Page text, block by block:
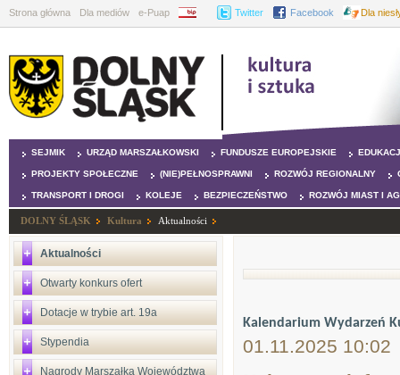
Strona główna Dla mediów e-Puap BIP Twitter Facebook Dla
SEJMIK URZĄD MARSZAŁKOWSKI FUNDUSZE EUROPEJSKIE
PROJEKTY SPOŁECZNE (NIE)PEŁNOSPRAWNI ROZWÓJ REGIONALNY
TRANSPORT I DROGI KOLEJE BEZPIECZEŃSTWO ROZWÓJ MIAST I
DOLNY ŚLĄSK Kultura Aktualności
Aktualności
Otwarty konkurs ofert
Dotacje w trybie art. 19a
Stypendia
Nagrody Marszałka Województwa
Kalendarium Wydarzeń
01.11.2025 10:02